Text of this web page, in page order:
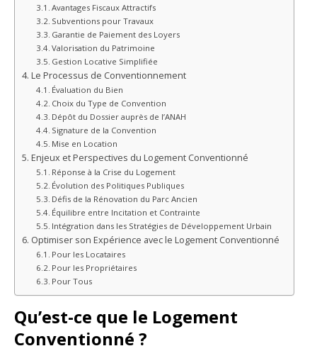
Avantages Fiscaux Attractifs
Subventions pour Travaux
Garantie de Paiement des Loyers
Valorisation du Patrimoine
Gestion Locative Simplifiée
Le Processus de Conventionnement
Évaluation du Bien
Choix du Type de Convention
Dépôt du Dossier auprès de l’ANAH
Signature de la Convention
Mise en Location
Enjeux et Perspectives du Logement Conventionné
Réponse à la Crise du Logement
Évolution des Politiques Publiques
Défis de la Rénovation du Parc Ancien
Équilibre entre Incitation et Contrainte
Intégration dans les Stratégies de Développement Urbain
Optimiser son Expérience avec le Logement Conventionné
Pour les Locataires
Pour les Propriétaires
Pour Tous
Qu’est-ce que le Logement
Conventionné ?